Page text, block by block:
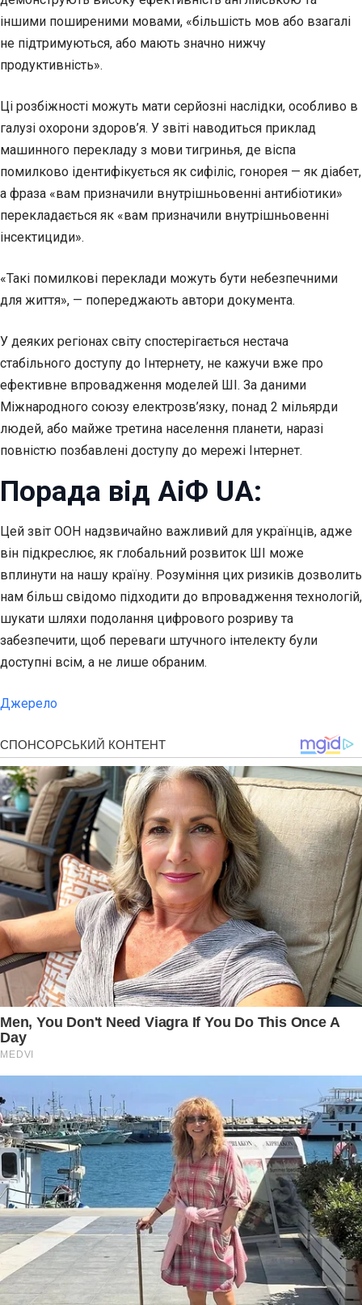
іншими поширеними мовами, «більшість мов або взагалі
не підтримуються, або мають значно нижчу
продуктивність».
Ці розбіжності можуть мати серйозні наслідки, особливо в
галузі охорони здоров’я. У звіті наводиться приклад
машинного перекладу з мови тигринья, де віспа
помилково ідентифікується як сифіліс, гонорея — як діабет,
а фраза «вам призначили внутрішньовенні антибіотики»
перекладається як «вам призначили внутрішньовенні
інсектициди».
«Такі помилкові переклади можуть бути небезпечними
для життя», — попереджають автори документа.
У деяких регіонах світу спостерігається нестача
стабільного доступу до Інтернету, не кажучи вже про
ефективне впровадження моделей ШІ. За даними
Міжнародного союзу електрозв’язку, понад 2 мільярди
людей, або майже третина населення планети, наразі
повністю позбавлені доступу до мережі Інтернет.
Порада від АіФ UA:
Цей звіт ООН надзвичайно важливий для українців, адже
він підкреслює, як глобальний розвиток ШІ може
вплинути на нашу країну. Розуміння цих ризиків дозволить
нам більш свідомо підходити до впровадження технологій,
шукати шляхи подолання цифрового розриву та
забезпечити, щоб переваги штучного інтелекту були
доступні всім, а не лише обраним.
Джерело